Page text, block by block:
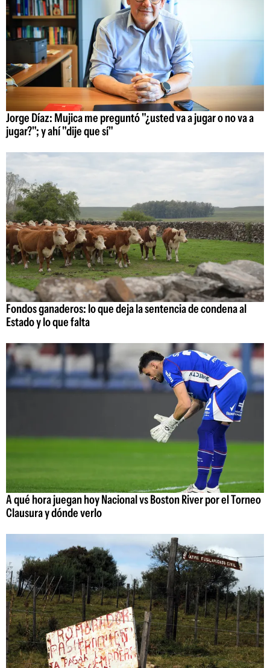
Jorge Díaz: Mujica me preguntó "¿usted va a jugar o no va a
jugar?"; y ahí "dije que sí"
Fondos ganaderos: lo que deja la sentencia de condena al
Estado y lo que falta
A qué hora juegan hoy Nacional vs Boston River por el Torneo
Clausura y dónde verlo